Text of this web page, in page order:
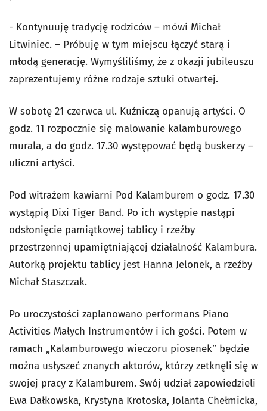
- Kontynuuję tradycję rodziców – mówi Michał
Litwiniec. – Próbuję w tym miejscu łączyć starą i
młodą generację. Wymyśliliśmy, że z okazji jubileuszu
zaprezentujemy różne rodzaje sztuki otwartej.
W sobotę 21 czerwca ul. Kuźniczą opanują artyści. O
godz. 11 rozpocznie się malowanie kalamburowego
murala, a do godz. 17.30 występować będą buskerzy –
uliczni artyści.
Pod witrażem kawiarni Pod Kalamburem o godz. 17.30
wystąpią Dixi Tiger Band. Po ich występie nastąpi
odsłonięcie pamiątkowej tablicy i rzeźby
przestrzennej upamiętniającej działalność Kalambura.
Autorką projektu tablicy jest Hanna Jelonek, a rzeźby
Michał Staszczak.
Po uroczystości zaplanowano performans Piano
Activities Małych Instrumentów i ich gości. Potem w
ramach „Kalamburowego wieczoru piosenek” będzie
można usłyszeć znanych aktorów, którzy zetknęli się w
swojej pracy z Kalamburem. Swój udział zapowiedzieli
Ewa Dałkowska, Krystyna Krotoska, Jolanta Chełmicka,